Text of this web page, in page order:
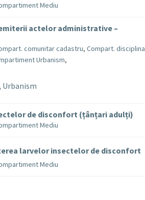
Mediu
actelor administrative –
comunitar cadastru,Compart. disciplina
Urbanism,
Urbanism
de disconfort (țânțari adulți)
Mediu
larvelor insectelor de disconfort
Mediu